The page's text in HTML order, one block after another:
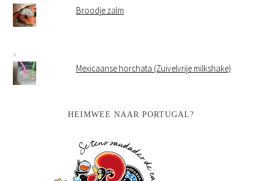
Broodje zalm
Mexicaanse horchata (Zuivelvrije milkshake)
HEIMWEE NAAR PORTUGAL?